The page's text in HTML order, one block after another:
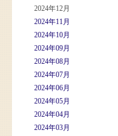
2024年12月
2024年11月
2024年10月
2024年09月
2024年08月
2024年07月
2024年06月
2024年05月
2024年04月
2024年03月